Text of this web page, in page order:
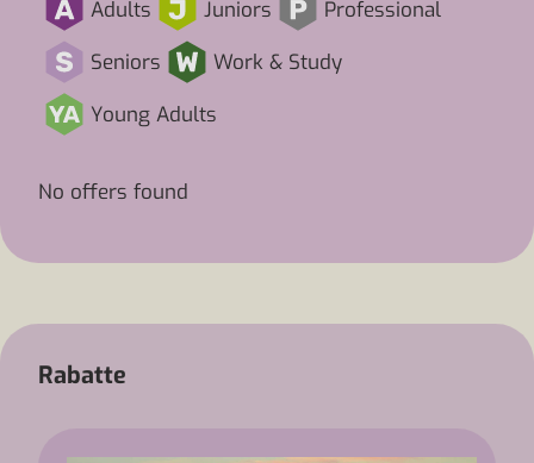
Adults Juniors
Professional
Seniors
Work & Study
Young Adults
No offers found
Rabatte